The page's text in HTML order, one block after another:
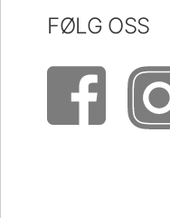
FØLG OSS